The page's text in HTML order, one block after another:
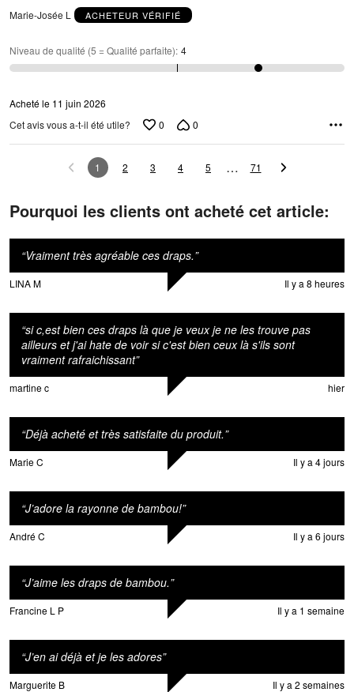
Marie-Josée L ACHETEUR VÉRIFIÉ
Niveau de qualité (5 = Qualité parfaite): 4
Acheté le 11 juin 2026
Cet avis vous a-t-il été utile?
0 0
1 2 3 4 5 … 71
Pourquoi les clients ont acheté cet article:
“Vraiment très agréable ces draps.”
LINA M Il y a 8 heures
“si c,est bien ces draps là que je veux je ne les trouve pas
ailleurs et j'ai hate de voir si c'est bien ceux là s'ils sont
vraiment rafraichissant”
martine c hier
“Déjà acheté et très satisfaite du produit.”
Marie C Il y a 4 jours
“J’adore la rayonne de bambou!”
André C Il y a 6 jours
“J’aime les draps de bambou.”
Francine L P Il y a 1 semaine
“J’en ai déjà et je les adores”
Marguerite B Il y a 2 semaines